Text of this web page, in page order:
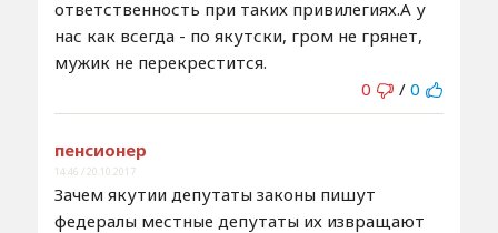
ответственность при таких привилегиях.А у
нас как всегда - по якутски, гром не грянет,
мужик не перекрестится.
0
/ 0
пенсионер
14:46 / 20.10.2017
Зачем якутии депутаты законы пишут
федералы местные депутаты их извращают